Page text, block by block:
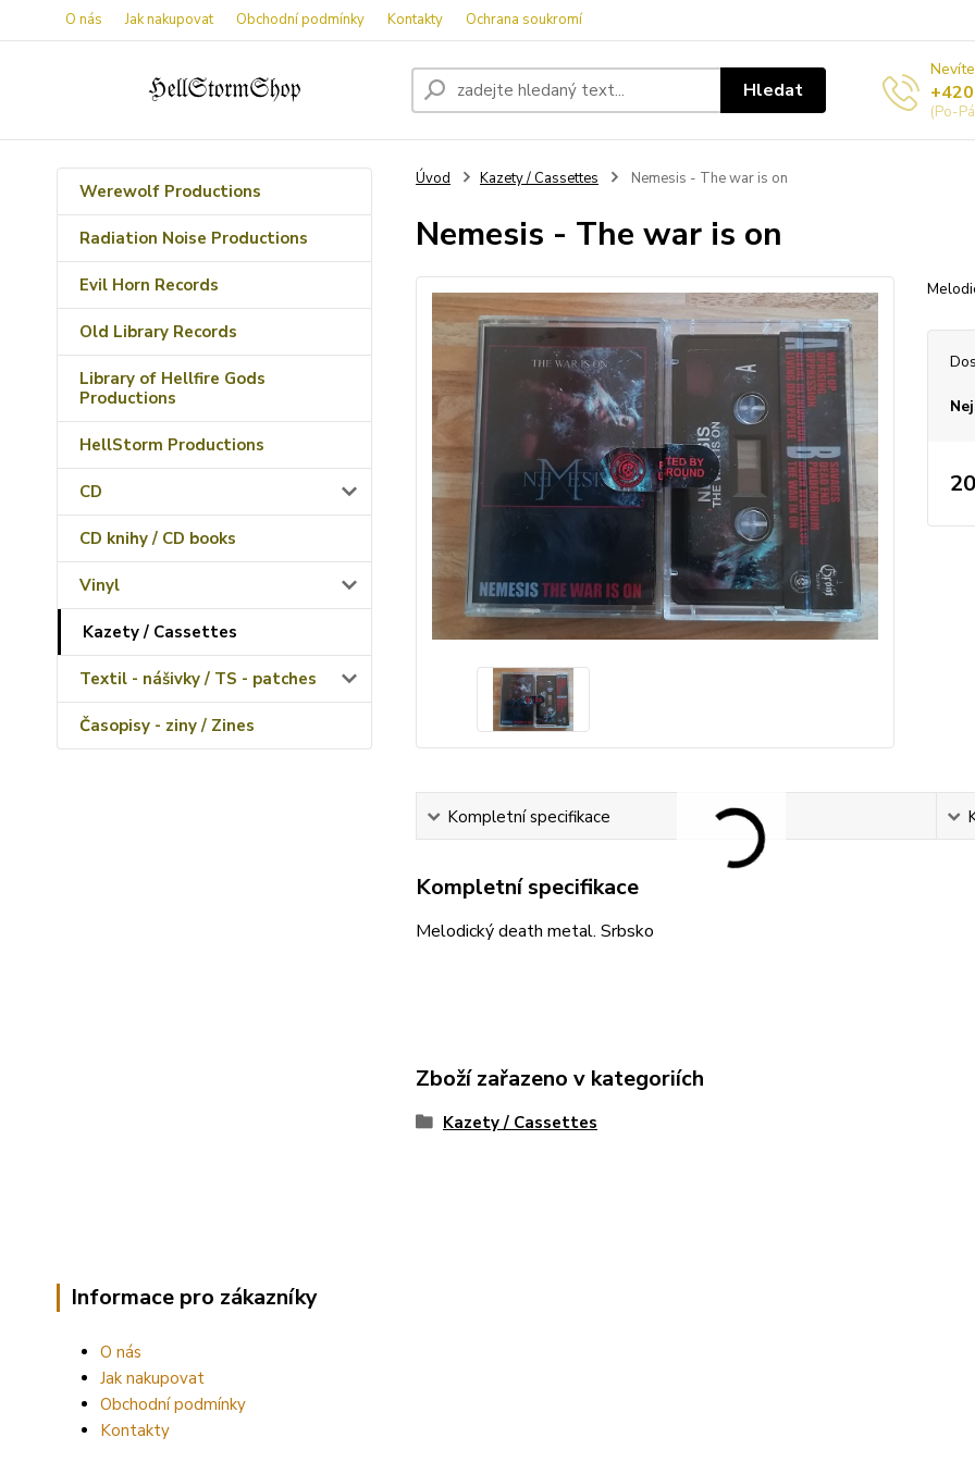
O nás Jak nakupovat Obchodní podmínky Kontakty Ochrana soukromí
Hledat
(Po-
Werewolf Productions
Radiation Noise Productions
Evil Horn Records
Old Library Records
Library of Hellfire Gods
Productions
HellStorm Productions
CD
CD knihy / CD books
Vinyl
Kazety / Cassettes
Textil - nášivky / TS - patches
Časopisy - ziny / Zines
Úvod Kazety / Cassettes Nemesis - The war is on
Nemesis - The war is on
Kompletní specifikace
Kompletní specifikace
Melodický death metal. Srbsko
Zboží zařazeno v kategoriích
Kazety / Cassettes
Informace pro zákazníky
O nás
Jak nakupovat
Obchodní podmínky
Kontakty